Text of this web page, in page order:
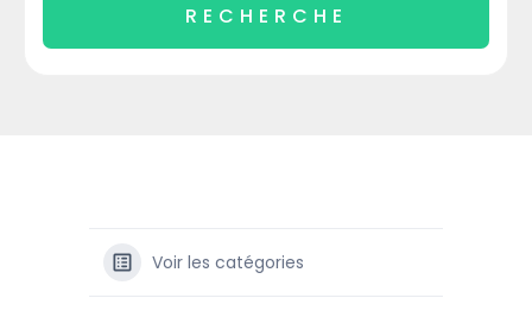
Voir les catégories